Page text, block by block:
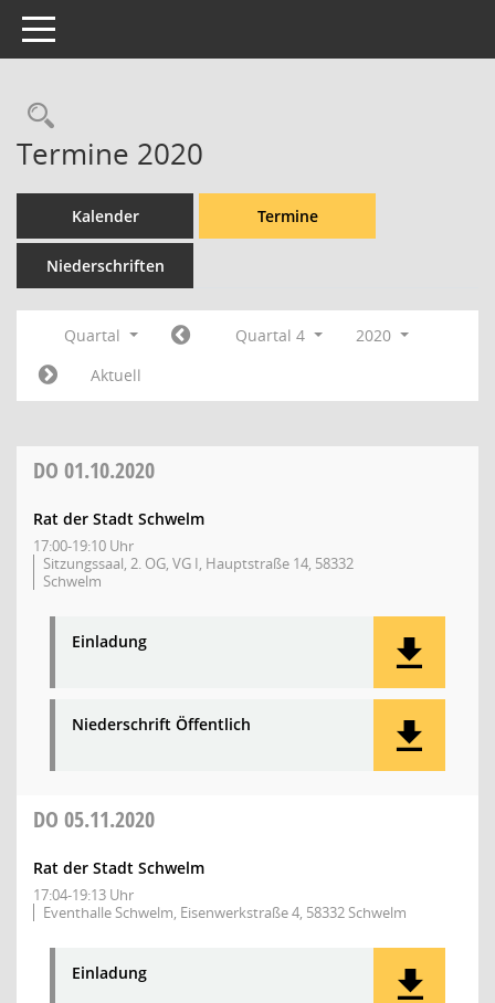
Toggle navigation
Rechercheauswahl
Termine 2020
Kalender Termine
Niederschriften
Quartal Quartal 4
2020
Aktuell
DO 01.10.2020
Rat der Stadt Schwelm
17:00-19:10 Uhr
Sitzungssaal, 2. OG, VG I, Hauptstraße 14, 58332
Schwelm
Einladung
Niederschrift Öffentlich
DO 05.11.2020
Rat der Stadt Schwelm
17:04-19:13 Uhr
Eventhalle Schwelm, Eisenwerkstraße 4, 58332 Schwelm
Einladung